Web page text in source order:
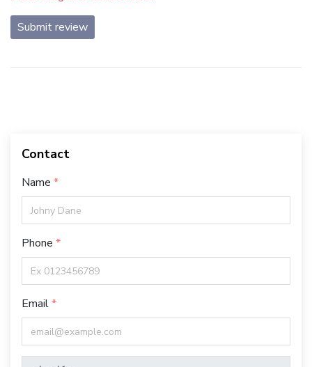
Submit review
Contact
Name
Phone
Email